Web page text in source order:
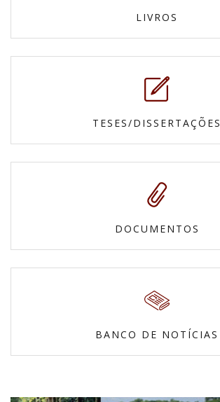
LIVROS
TESES/DISSERTAÇÕES
DOCUMENTOS
BANCO DE NOTÍCIAS